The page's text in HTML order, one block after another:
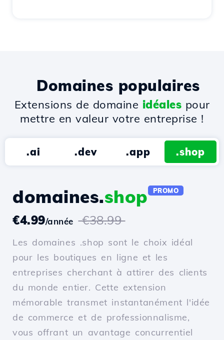
Domaines populaires
Extensions de domaine idéales pour
mettre en valeur votre entreprise !
.ai .dev .app .shop
domaines.shop PROMO
€4.99/année €38.99
Les domaines .shop sont le choix idéal
pour les boutiques en ligne et les
entreprises cherchant à attirer des clients
du monde entier. Cette extension
mémorable transmet instantanément l'idée
de commerce et de professionnalisme,
vous offrant un avantage concurrentiel